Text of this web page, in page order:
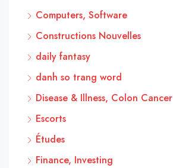
Computers, Software
Constructions Nouvelles
daily fantasy
danh so trang word
Disease & Illness, Colon Cancer
Escorts
Études
Finance, Investing